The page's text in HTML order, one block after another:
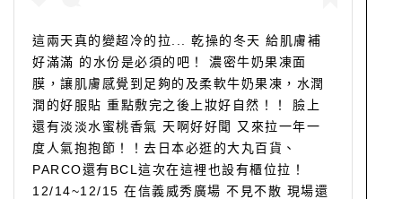
這兩天真的變超冷的拉... 乾操的冬天 給肌膚補
好滿滿 的水份是必須的吧！ 濃密牛奶果凍面
膜，讓肌膚感覺到足夠的及柔軟牛奶果凍，水潤
潤的好服貼 重點敷完之後上妝好自然！！ 臉上
還有淡淡水蜜桃香氣 天啊好好聞 又來拉一年一
度人氣抱抱節！！去日本必逛的大丸百貨、
PARCO還有BCL這次在這裡也設有櫃位拉！
12/14~12/15 在信義威秀廣場 不見不散 現場還